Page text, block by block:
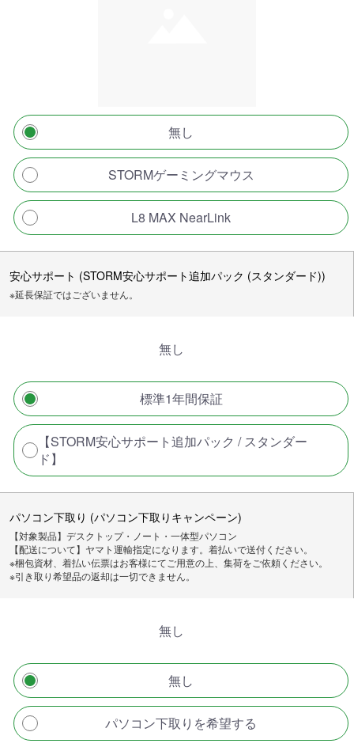
無し
STORMゲーミングマウス
L8 MAX NearLink
安心サポート (STORM安心サポート追加パック (スタンダード))
※延長保証ではございません。
無し
標準1年間保証
【STORM安心サポート追加パック / スタンダー
ド】
パソコン下取り (パソコン下取りキャンペーン)
【対象製品】デスクトップ・ノート・一体型パソコン
【配送について】ヤマト運輸指定になります。着払いで送付ください。
※梱包資材、着払い伝票はお客様にてご用意の上、集荷をご依頼ください。
※引き取り希望品の返却は一切できません。
無し
無し
パソコン下取りを希望する